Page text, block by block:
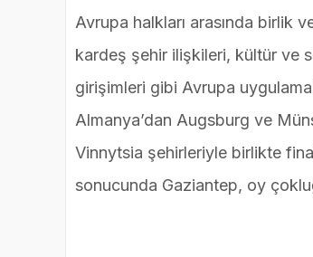
Avrupa halkları arasında birlik
kardeş şehir ilişkileri, kültür ve
girişimleri gibi Avrupa
Almanya’dan Augsburg ve
Vinnytsia şehirleriyle birlikte
sonucunda Gaziantep, oy